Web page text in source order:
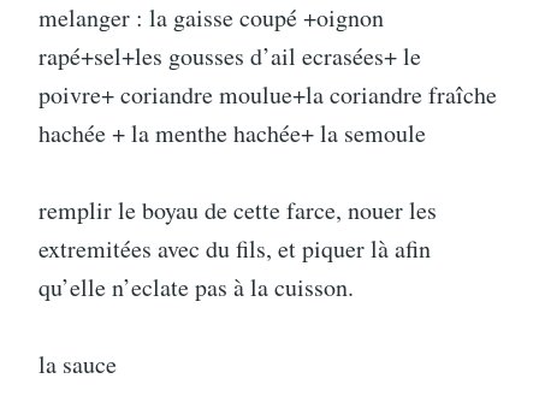
melanger : la gaisse coupé +oignon
rapé+sel+les gousses d’ail ecrasées+ le
poivre+ coriandre moulue+la coriandre fraîche
hachée + la menthe hachée+ la semoule
remplir le boyau de cette farce, nouer les
extremitées avec du fils, et piquer là afin
qu’elle n’eclate pas à la cuisson.
la sauce